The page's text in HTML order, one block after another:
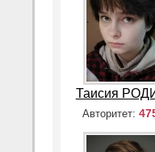
Таисия
Авторитет: